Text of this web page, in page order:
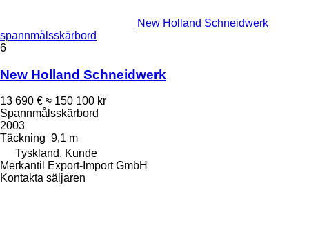
New Holland Schneidwerk
spannmålsskärbord
6
New Holland Schneidwerk
13 690 € ≈ 150 100 kr
Spannmålsskärbord
2003
Täckning 9,1 m
Tyskland, Kunde
Merkantil Export-Import GmbH
Kontakta säljaren